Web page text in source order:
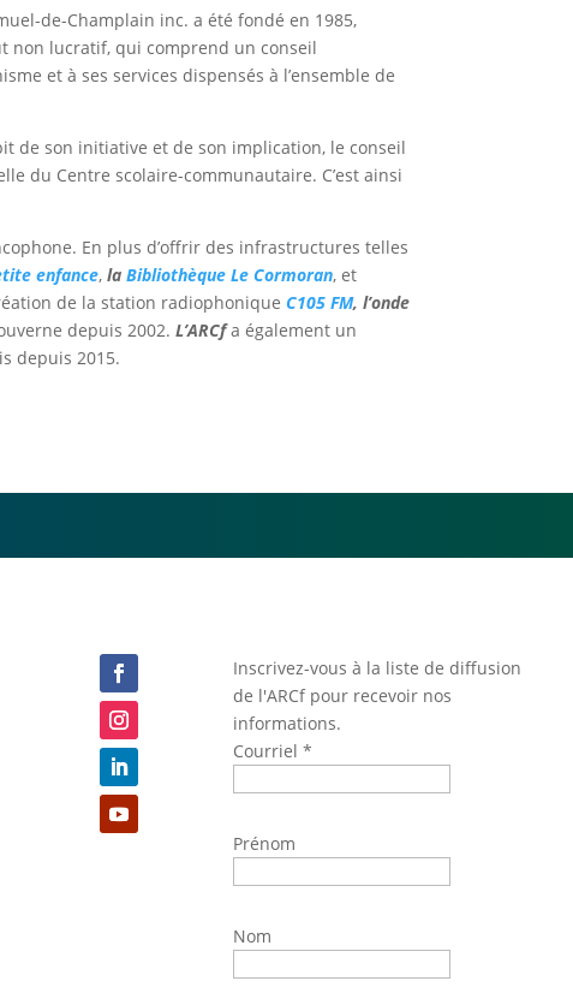
de-Champlain inc. a été fondé en 1985,
non lucratif, qui comprend un conseil
et à ses services dispensés à l’ensemble de
de son initiative et de son implication, le conseil
du Centre scolaire-communautaire. C’est ainsi
En plus d’offrir des infrastructures telles
enfance,laBibliothèque Le Cormoran, et
de la station radiophonique C105 FM, l’onde
depuis 2002.L’ARCfa également un
depuis 2015.
Inscrivez-vous à la liste de diffusion
de l'ARCf pour recevoir nos
informations.
Courriel*
Prénom
Nom